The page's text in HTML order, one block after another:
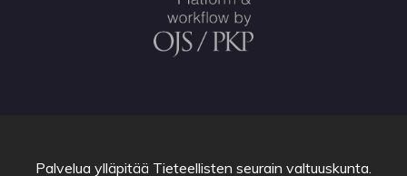
Palvelua ylläpitää Tieteellisten seurain valtuuskunta.